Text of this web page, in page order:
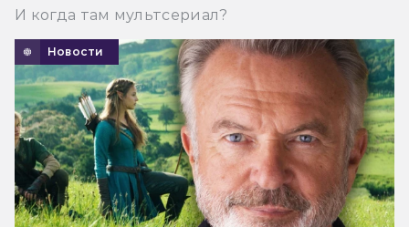
И когда там мультсериал?
Новости